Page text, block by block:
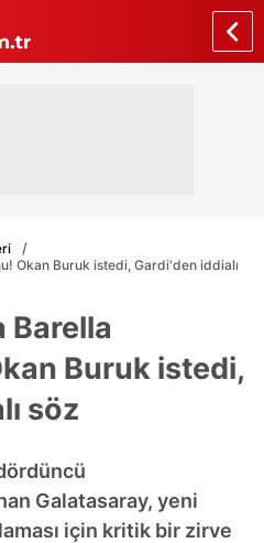
Okan Buruk istedi, Gardi'den iddialı
Barella
Buruk istedi,
söz
Galatasaray, yeni
için kritik bir zirve